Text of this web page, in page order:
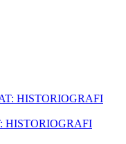
HISTORIOGRAFI